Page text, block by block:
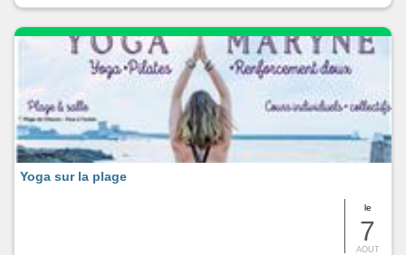
le
7
AOUT
Yoga sur la plage